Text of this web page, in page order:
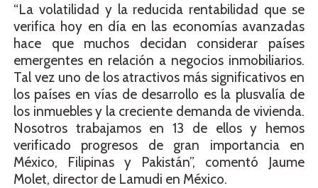
“La volatilidad y la reducida rentabilidad que se
verifica hoy en día en las economías avanzadas
hace que muchos decidan considerar países
emergentes en relación a negocios inmobiliarios.
Tal vez uno de los atractivos más significativos en
los países en vías de desarrollo es la plusvalía de
los inmuebles y la creciente demanda de vivienda.
Nosotros trabajamos en 13 de ellos y hemos
verificado progresos de gran importancia en
México, Filipinas y Pakistán”, comentó Jaume
Molet, director de Lamudi en México.